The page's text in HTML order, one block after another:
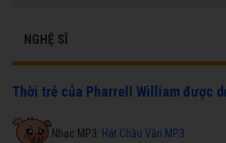
NGHỆ SĨ
Thời trẻ của Pharrell William được
Nhạc MP3: Hát Chầu Văn MP3